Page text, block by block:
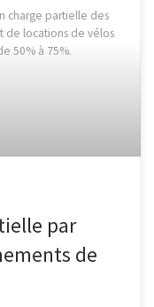
charge partielle des
de locations de vélos
50% à 75%.
par
de